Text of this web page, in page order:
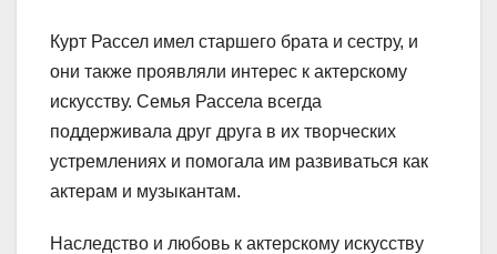
Курт Рассел имел старшего брата и сестру, и
они также проявляли интерес к актерскому
искусству. Семья Рассела всегда
поддерживала друг друга в их творческих
устремлениях и помогала им развиваться как
актерам и музыкантам.
Наследство и любовь к актерскому искусству